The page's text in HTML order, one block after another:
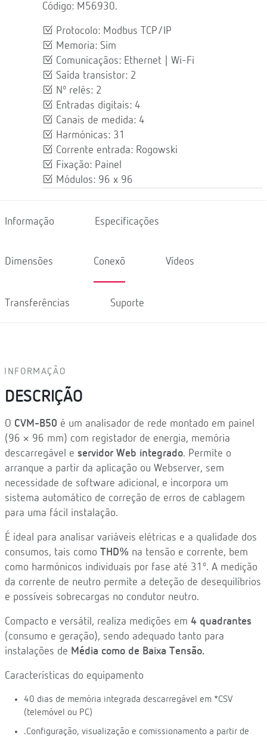
Código: M56930.
Protocolo: Modbus TCP/IP
Memoria: Sim
Comunicaçãos: Ethernet | Wi-Fi
Saída transistor: 2
Nº relés: 2
Entradas digitais: 4
Canais de medida: 4
Harmónicas: 31
Corrente entrada: Rogowski
Fixação: Painel
Módulos: 96 x 96
Informação Especificações
Dimensões Conexõ Vídeos
Transferências Suporte
INFORMAÇÃO
DESCRIÇÃO
O CVM-B50 é um analisador de rede montado em painel
(96 × 96 mm) com registador de energia, memória
descarregável e servidor Web integrado. Permite o
arranque a partir da aplicação ou Webserver, sem
necessidade de software adicional, e incorpora um
sistema automático de correção de erros de cablagem
para uma fácil instalação.
É ideal para analisar variáveis elétricas e a qualidade dos
consumos, tais como THD% na tensão e corrente, bem
como harmónicos individuais por fase até 31º. A medição
da corrente de neutro permite a deteção de desequilíbrios
e possíveis sobrecargas no condutor neutro.
Compacto e versátil, realiza medições em 4 quadrantes
(consumo e geração), sendo adequado tanto para
instalações de Média como de Baixa Tensão.
Características do equipamento
40 dias de memória integrada descarregável em *CSV
(telemóvel ou PC)
.Configuração, visualização e comissionamento a partir de